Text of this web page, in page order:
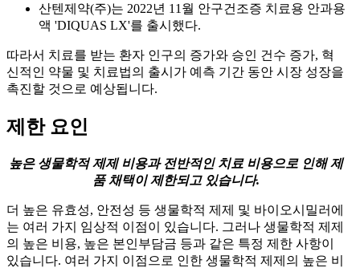
산텐제약(주)는 2022년 11월 안구건조증 치료용 안과용
액 'DIQUAS LX'를 출시했다.
따라서 치료를 받는 환자 인구의 증가와 승인 건수 증가, 혁
신적인 약물 및 치료법의 출시가 예측 기간 동안 시장 성장을
촉진할 것으로 예상됩니다.
제한 요인
높은 생물학적 제제 비용과 전반적인 치료 비용으로 인해 제
품 채택이 제한되고 있습니다.
더 높은 유효성, 안전성 등 생물학적 제제 및 바이오시밀러에
는 여러 가지 임상적 이점이 있습니다. 그러나 생물학적 제제
의 높은 비용, 높은 본인부담금 등과 같은 특정 제한 사항이
있습니다. 여러 가지 이점으로 인한 생물학적 제제의 높은 비